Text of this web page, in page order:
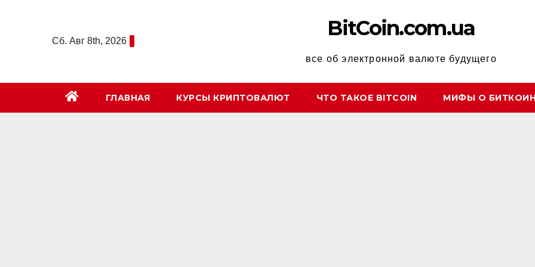
содержимомуСб. Авг 8th, 2026
BitCoin.com.ua
все об электронной валюте будущего
ГЛАВНАЯ КУРСЫ КРИПТОВАЛЮТ ЧТО ТАКОЕ BITCOIN МИФЫ О